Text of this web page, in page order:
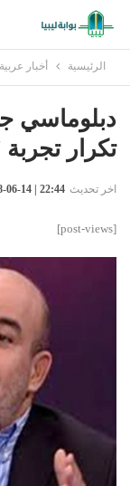
الرئيسية أخبار عربية
دبلوماسي
تكرار
اخر تحديث 22:44 | 14-06-2018
[post-views]